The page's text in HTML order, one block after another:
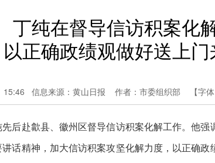
丁纯在督导信访积案化
以正确政绩观做好送上
15:46 信息来源：黄山日报 作者：市委组织部 【字体
后赴歙县、徽州区督导信访积案化解工作。他
话精神，加大信访积案攻坚化解力度，以正确